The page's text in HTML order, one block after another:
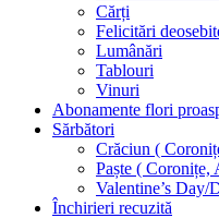
Cărți
Felicitări
Lumânări
Tablouri
Vinuri
Abonamente flori
Sărbători
Crăciun (
Paște ( Coronițe,
Valentine’s Day/
Închirieri recuzită